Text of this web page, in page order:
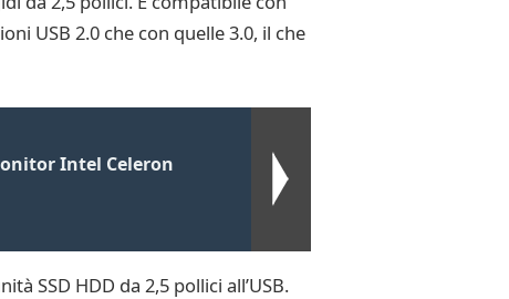
USB 2.0 che con quelle 3.0, il che
Intel Celeron
SSD HDD da 2,5 pollici all’USB.